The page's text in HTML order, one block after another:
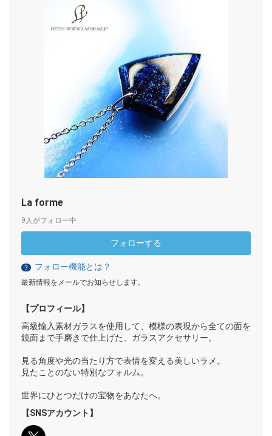
La forme
9人がフォロー中
フォローする
？ フォロー機能とは？
最新情報をメールでお知らせします。
【プロフィール】
高級輸入素材ガラスを使用して、模様の表現から全ての面を
鏡面まで手磨きで仕上げた、ガラスアクセサリー。
見る角度や光の当たり方で表情を変える美しいラメ。
見たことのない特別なフォルム。
世界にひとつだけの宝物をあなたへ。
【SNSアカウント】